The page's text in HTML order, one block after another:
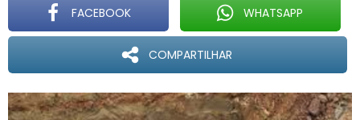
FACEBOOK WHATSAPP
COMPARTILHAR